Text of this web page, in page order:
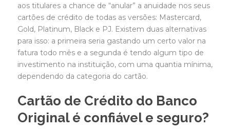
aos titulares a chance de “anular” a anuidade nos seus
cartões de crédito de todas as versões: Mastercard,
Gold, Platinum, Black e PJ. Existem duas alternativas
para isso: a primeira seria gastando um certo valor na
fatura todo mês e a segunda é tendo algum tipo de
investimento na instituição, com uma quantia mínima,
dependendo da categoria do cartão.
Cartão de Crédito do Banco
Original é confiável e seguro?